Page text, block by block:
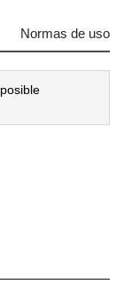
Normas de uso